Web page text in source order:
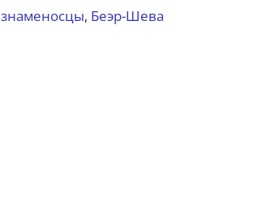
знаменосцы, Беэр-Шева